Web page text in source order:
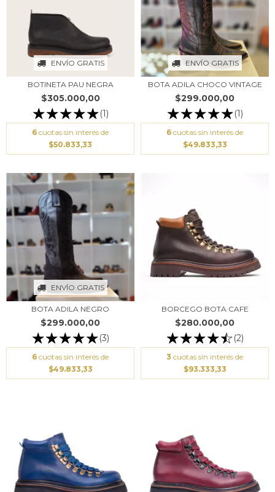
ENVÍO GRATIS
BOTINETA PAU NEGRA
$305.000,00
(1)
6 cuotas sin interés de
$50.833,33
ENVÍO GRATIS
BOTA ADILA CHOCO VINTAGE
$299.000,00
(1)
6 cuotas sin interés de
$49.833,33
ENVÍO GRATIS
BOTA ADILA NEGRO
$299.000,00
(3)
6 cuotas sin interés de
$49.833,33
BORCEGO BOTA CAFE
$280.000,00
(2)
3 cuotas sin interés de
$93.333,33